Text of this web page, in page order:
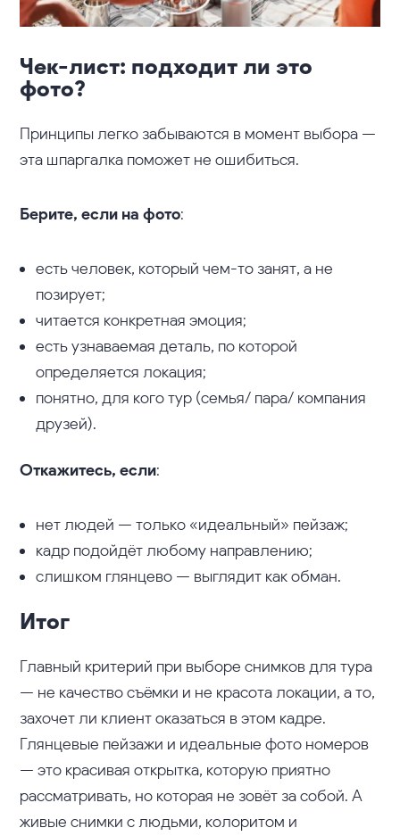
Чек-лист: подходит ли это
фото?
Принципы легко забываются в момент выбора —
эта шпаргалка поможет не ошибиться.
Берите, если на фото:
есть человек, который чем-то занят, а не
позирует;
читается конкретная эмоция;
есть узнаваемая деталь, по которой
определяется локация;
понятно, для кого тур (семья/ пара/ компания
друзей).
Откажитесь, если:
нет людей — только «идеальный» пейзаж;
кадр подойдёт любому направлению;
слишком глянцево — выглядит как обман.
Итог
Главный критерий при выборе снимков для тура
— не качество съёмки и не красота локации, а то,
захочет ли клиент оказаться в этом кадре.
Глянцевые пейзажи и идеальные фото номеров
— это красивая открытка, которую приятно
рассматривать, но которая не зовёт за собой. А
живые снимки с людьми, колоритом и